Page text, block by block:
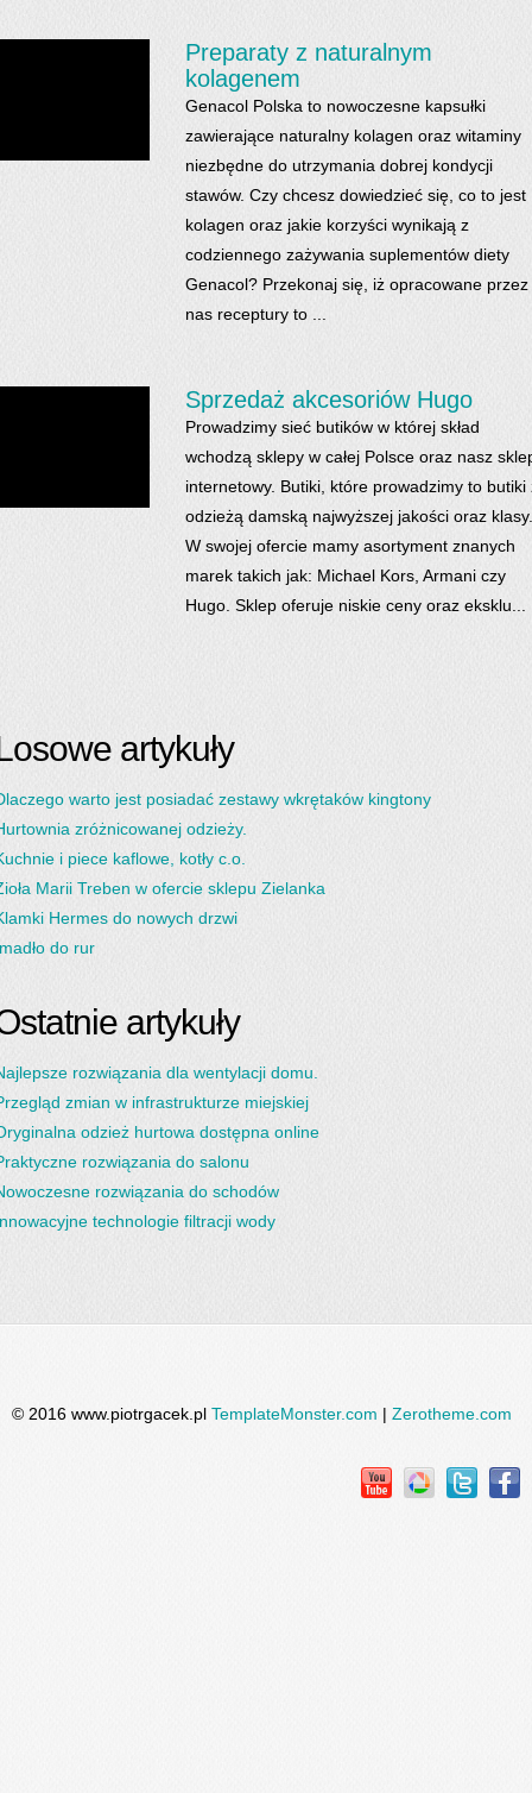
Preparaty z naturalnym
kolagenem
Genacol Polska to nowoczesne kapsułki
zawierające naturalny kolagen oraz witaminy
niezbędne do utrzymania dobrej kondycji
stawów. Czy chcesz dowiedzieć się, co to jest
kolagen oraz jakie korzyści wynikają z
codziennego zażywania suplementów diety
Genacol? Przekonaj się, iż opracowane przez
nas receptury to ...
Sprzedaż akcesoriów Hugo
Prowadzimy sieć butików w której skład
wchodzą sklepy w całej Polsce oraz nasz
internetowy. Butiki, które prowadzimy to butiki
odzieżą damską najwyższej jakości oraz klasy.
W swojej ofercie mamy asortyment znanych
marek takich jak: Michael Kors, Armani czy
Hugo. Sklep oferuje niskie ceny oraz eksklu...
artykuły
warto jest posiadać zestawy wkrętaków kingtony
zróżnicowanej odzieży.
i piece kaflowe, kotły c.o.
Marii Treben w ofercie sklepu Zielanka
Hermes do nowych drzwi
do rur
artykuły
rozwiązania dla wentylacji domu.
zmian w infrastrukturze miejskiej
odzież hurtowa dostępna online
rozwiązania do salonu
rozwiązania do schodów
technologie filtracji wody
© 2016 www.piotrgacek.pl TemplateMonster.com | Zerotheme.com